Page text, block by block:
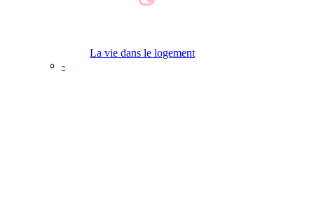
La vie dans le logement
-